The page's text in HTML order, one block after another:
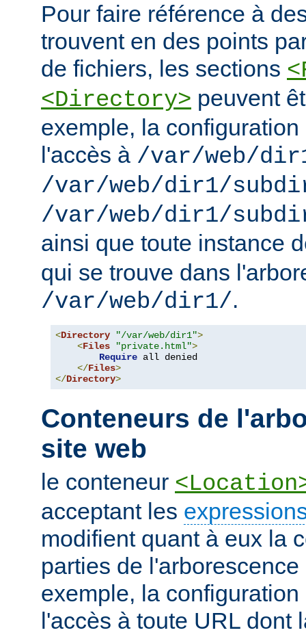
Pour faire référence à
trouvent en des points
de fichiers, les sections
<Directory> peuvent
exemple, la
l'accès à /var/web/
/var/web/dir1/
/var/web/dir1/
ainsi que toute instance
qui se trouve dans
/var/web/dir1/.
<Directory "/var/web/dir1">
<Files "private.html">
Require all denied
</Files>
</Directory>
Conteneurs de
site web
le conteneur
acceptant les
modifient quant à eux la
parties de
exemple, la
l'accès à toute URL dont